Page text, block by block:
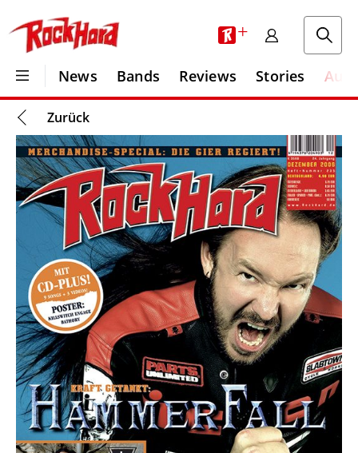
+
News Bands Reviews Stories
Zurück